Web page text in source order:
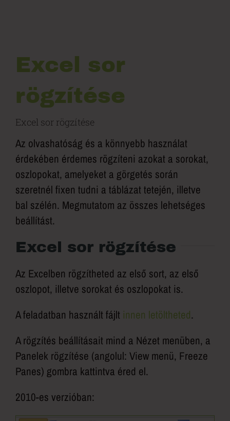
Excel sor
rögzítése
Excel sor rögzítése
Az olvashatóság és a könnyebb használat
érdekében érdemes rögzíteni azokat a sorokat,
oszlopokat, amelyeket a görgetés során
szeretnél fixen tudni a táblázat tetején, illetve
bal szélén. Megmutatom az összes lehetséges
beállítást.
Excel sor rögzítése
Az Excelben rögzítheted az első sort, az első
oszlopot, illetve sorokat és oszlopokat is.
A feladatban használt fájlt innen letöltheted.
A rögzítés beállításait mind a Nézet menüben, a
Panelek rögzítése (angolul: View menü, Freeze
Panes) gombra kattintva éred el.
2010-es verzióban: